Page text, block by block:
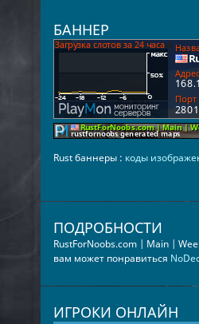
БАННЕР
Rust баннеры : коды
ПОДРОБНОСТИ
RustForNoobs.com | Main |
вам может понравиться
ИГРОКИ ОНЛАЙН